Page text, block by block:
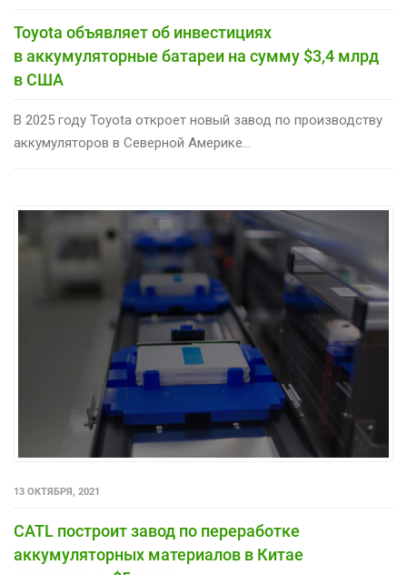
Toyota объявляет об инвестициях
в аккумуляторные батареи на сумму $3,4 млрд
в США
В 2025 году Toyota откроет новый завод по производству
аккумуляторов в Северной Америке...
13 ОКТЯБРЯ, 2021
CATL построит завод по переработке
аккумуляторных материалов в Китае